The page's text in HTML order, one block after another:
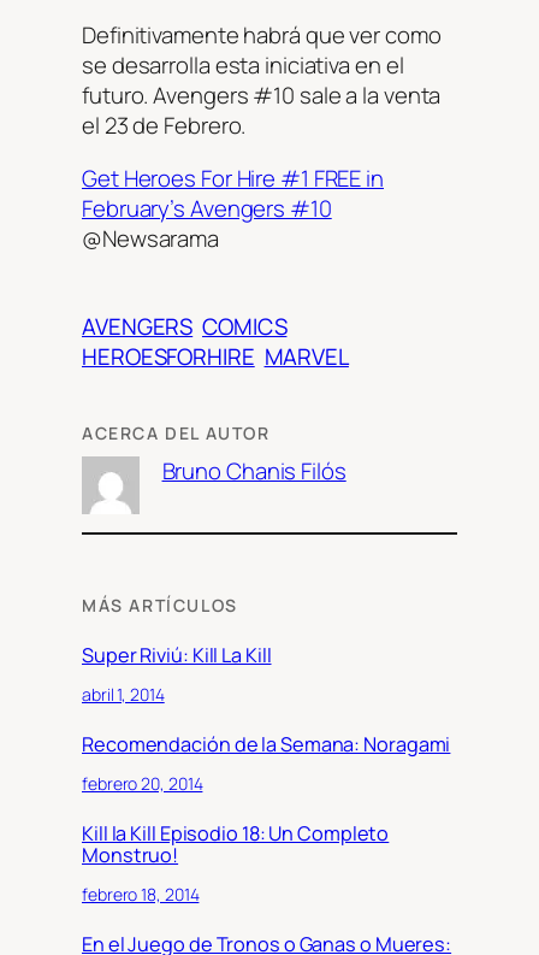
Definitivamente habrá que ver como
se desarrolla esta iniciativa en el
futuro. Avengers #10 sale a la venta
el 23 de Febrero.
Get Heroes For Hire #1 FREE in
February’s Avengers #10
@Newsarama
AVENGERS COMICS
HEROESFORHIRE MARVEL
ACERCA DEL AUTOR
Bruno Chanis Filós
MÁS ARTÍCULOS
Super Riviú: Kill La Kill
abril 1, 2014
Recomendación de la Semana: Noragami
febrero 20, 2014
Kill la Kill Episodio 18: Un Completo
Monstruo!
febrero 18, 2014
En el Juego de Tronos o Ganas o Mueres: